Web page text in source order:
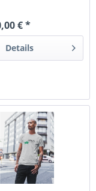
€ *
Details